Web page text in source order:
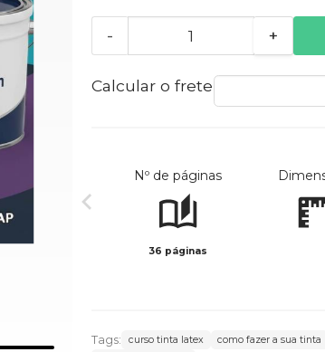
- +
Calcular o frete
Nº de páginas
36 páginas
Tags: curso tinta latex como fazer a sua tinta